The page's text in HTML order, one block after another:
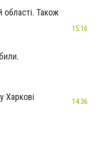
області. Також
Харкові
15:16
14:36